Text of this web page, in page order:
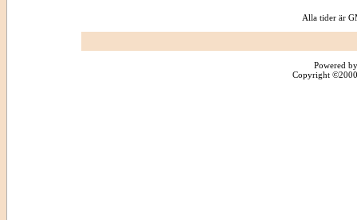
Alla tider är
Powered
Copyright